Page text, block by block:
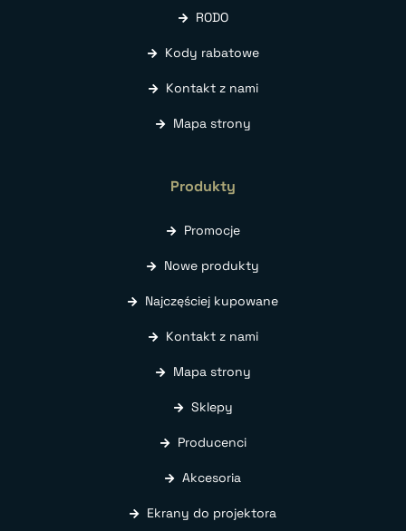
RODO
Kody rabatowe
Kontakt z nami
Mapa strony
Produkty
Promocje
Nowe produkty
Najczęściej kupowane
Kontakt z nami
Mapa strony
Sklepy
Producenci
Akcesoria
Ekrany do projektora